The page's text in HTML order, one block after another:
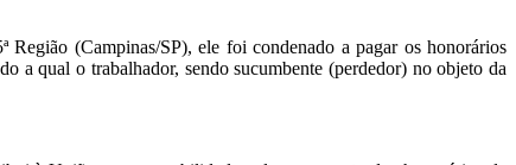
(Campinas/SP), ele foi condenado a pagar os honorários
a qual o trabalhador, sendo sucumbente (perdedor) no objeto da